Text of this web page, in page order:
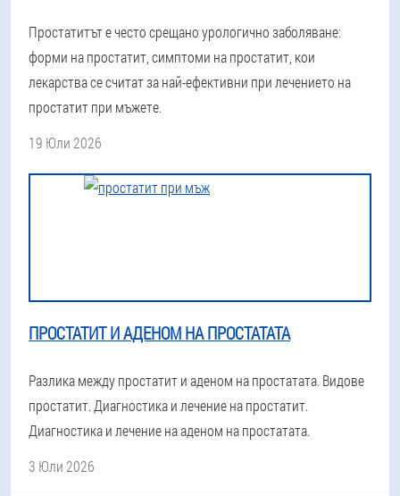
Простатитът е често срещано урологично заболяване:
форми на простатит, симптоми на простатит, кои
лекарства се считат за най-ефективни при лечението на
простатит при мъжете.
19 Юли 2026
ПРОСТАТИТ И АДЕНОМ НА ПРОСТАТАТА
Разлика между простатит и аденом на простатата. Видове
простатит. Диагностика и лечение на простатит.
Диагностика и лечение на аденом на простатата.
3 Юли 2026